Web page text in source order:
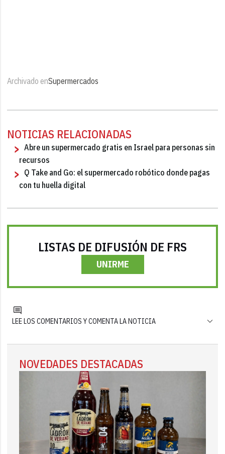
Archivado enSupermercados
NOTICIAS RELACIONADAS
Abre un supermercado gratis en Israel para personas sin
recursos
Q Take and Go: el supermercado robótico donde pagas
con tu huella digital
LISTAS DE DIFUSIÓN DE FRS
UNIRME
LEE LOS COMENTARIOS Y COMENTA LA NOTICIA
NOVEDADES DESTACADAS